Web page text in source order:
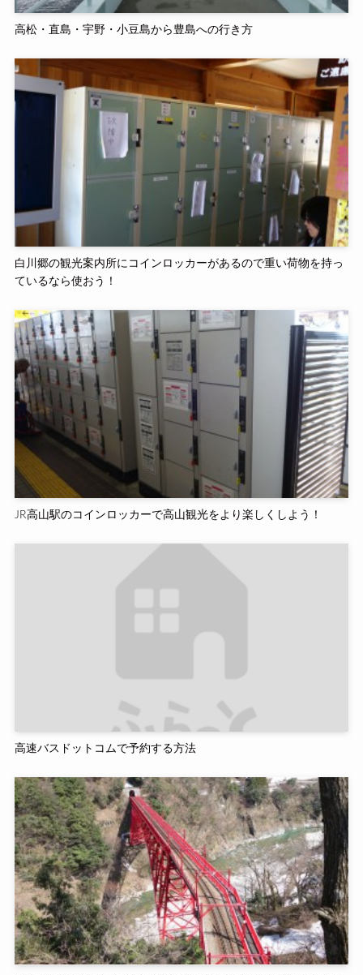
高松・直島・宇野・小豆島から豊島への行き方
白川郷の観光案内所にコインロッカーがあるので重い荷物を持っ
ているなら使おう！
JR高山駅のコインロッカーで高山観光をより楽しくしよう！
高速バスドットコムで予約する方法